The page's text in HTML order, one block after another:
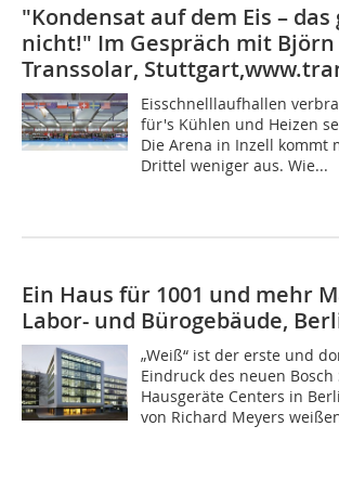
"Kondensat auf dem Eis –
nicht!" Im Gespräch mit
Transsolar,
Eisschnelllaufhallen
für's Kühlen und Heizen
Die Arena in Inzell kommt
Drittel weniger aus. Wie...
Ein Haus für 1001 und mehr
Labor- und Bürogebäude,
„Weiß“ ist der erste und
Eindruck des neuen Bosch
Hausgeräte Centers in
von Richard Meyers